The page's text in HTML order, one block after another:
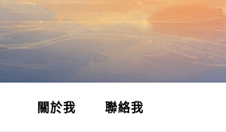
關於我 聯絡我